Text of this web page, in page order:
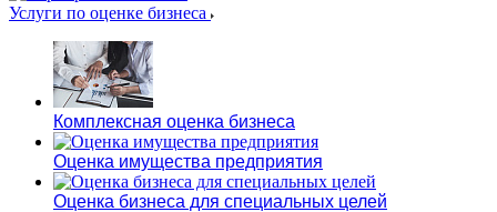
Услуги по оценке бизнеса
Комплексная оценка бизнеса
Оценка имущества предприятия
Оценка бизнеса для специальных целей